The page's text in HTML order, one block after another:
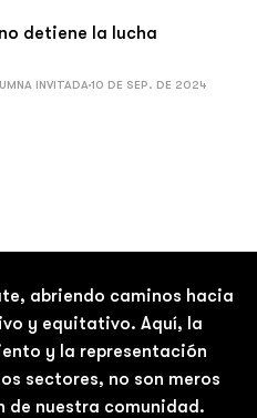
detiene la lucha
INVITADA10 DE SEP. DE 2024
abriendo caminos hacia
y equitativo. Aquí, la
y la representación
sectores, no son meros
de nuestra comunidad.